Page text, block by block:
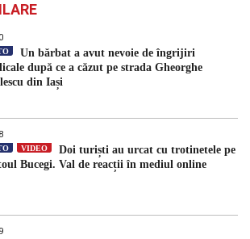
Un bărbat a avut nevoie de îngrijiri
după ce a căzut pe strada Gheorghe
din Iași
VIDEO
Doi turiști au urcat cu trotinetele pe
Bucegi. Val de reacții în mediul online